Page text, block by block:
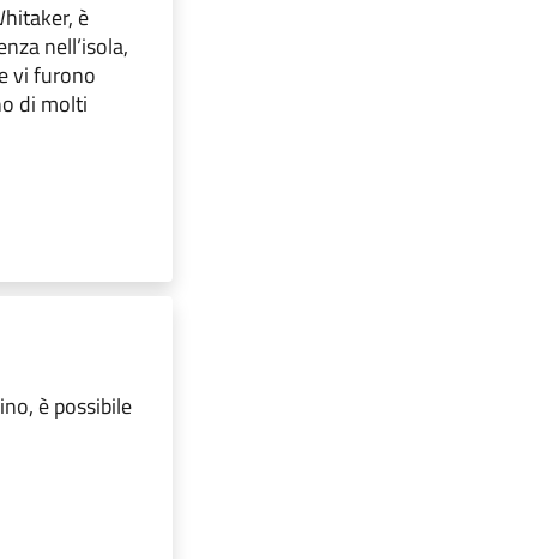
è
nell’isola,
vi furono
di molti
è possibile